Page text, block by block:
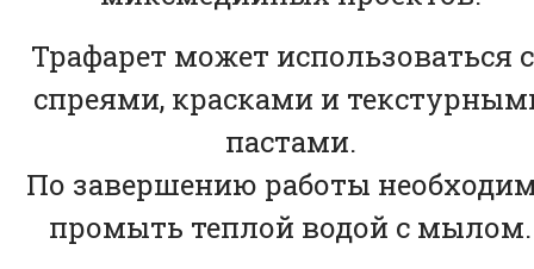
Трафарет может использоваться
спреями, красками и
пастами.
По завершению работы
промыть теплой водой с мылом.